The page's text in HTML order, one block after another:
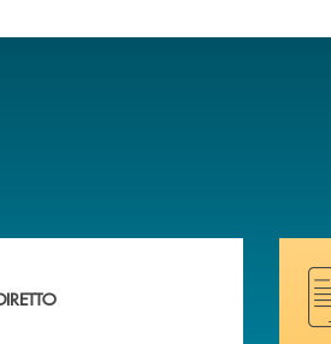
immediata? Contattaci !